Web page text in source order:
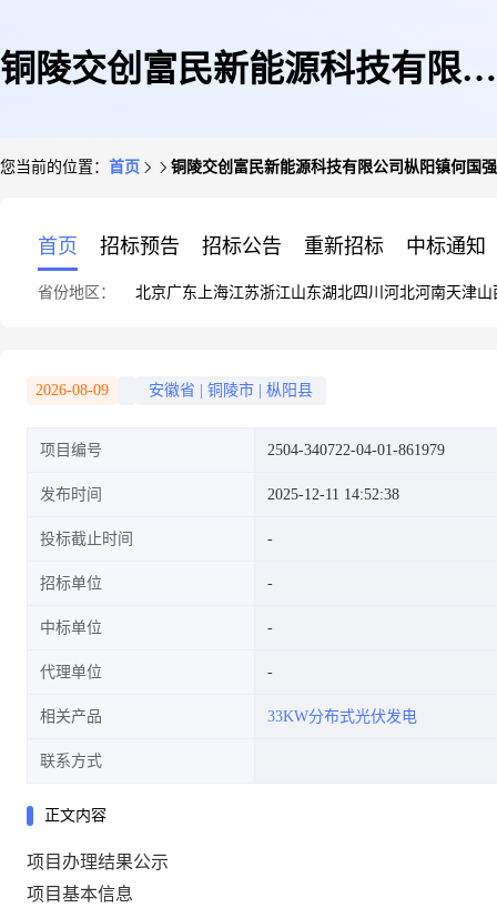
铜陵交创富民新能源科技有限公
您当前的位置： 首页 铜陵交创富民新能源科技有限公司枞阳镇何国
首页 招标预告 招标公告 重新招标 中标通知
省份地区： 北京广东 上海江苏浙江山东湖北四川 河北河南天津山
2026-08-09 安徽省 铜陵市 枞阳县
项目编号 2504-340722-04-01-861979
发布时间 2025-12-11 14:52:38
投标截止时间
招标单位
中标单位
代理单位
相关产品 33KW分布式光伏发电
联系方式
正文内容
项目办理结果公示
项目基本信息